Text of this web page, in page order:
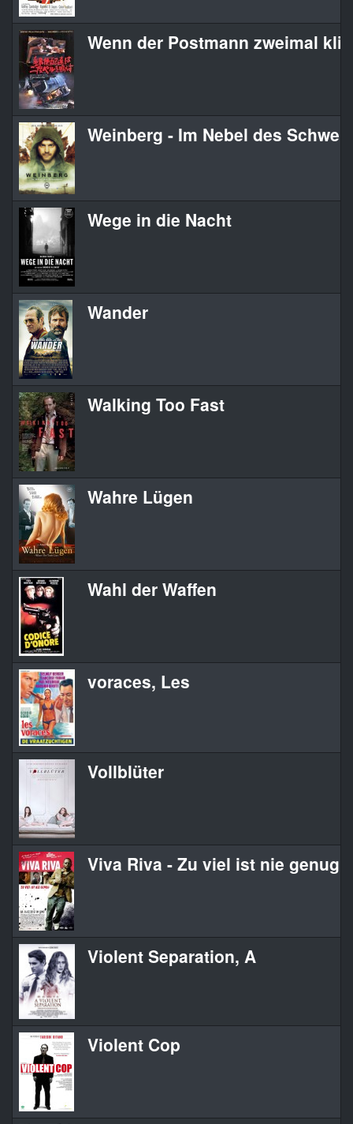
Wenn der Postmann zweimal
Weinberg - Im Nebel des
Wege in die Nacht
Wander
Walking Too Fast
Wahre Lügen
Wahl der Waffen
voraces, Les
Vollblüter
Viva Riva - Zu viel ist nie genug
Violent Separation, A
Violent Cop